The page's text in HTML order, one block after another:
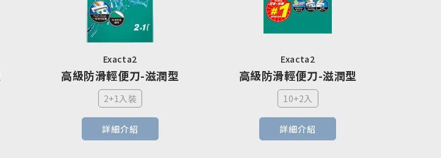
Exacta2
高級防滑輕便刀-滋潤型
2+1入裝
詳細介紹
Exacta2
高級防滑輕便刀-滋潤型
10+2入
詳細介紹